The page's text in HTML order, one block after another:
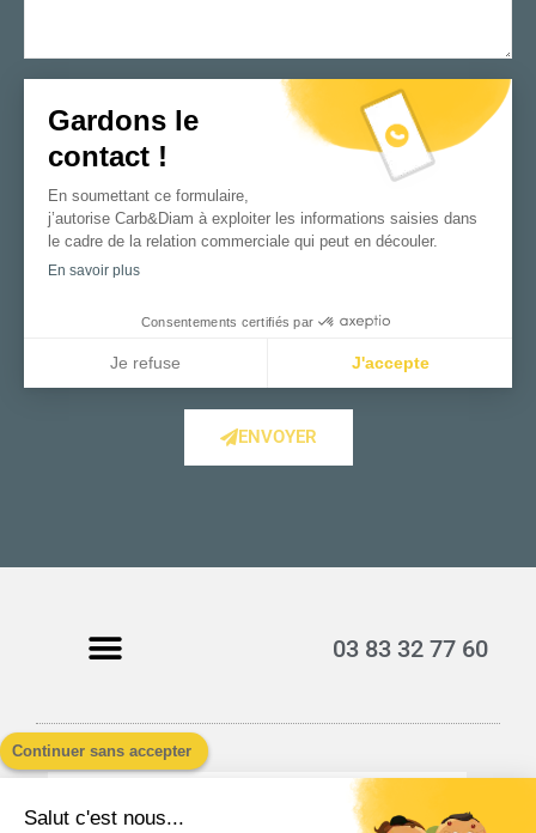
Gardons le
contact !
En soumettant ce formulaire,
j’autorise Carb&Diam à exploiter les informations saisies dans
le cadre de la relation commerciale qui peut en découler.
En savoir plus
Consentements certifiés par
Je refuse J'accepte
ENVOYER
03 83 32 77 60
Continuer sans accepter
Salut c'est nous...